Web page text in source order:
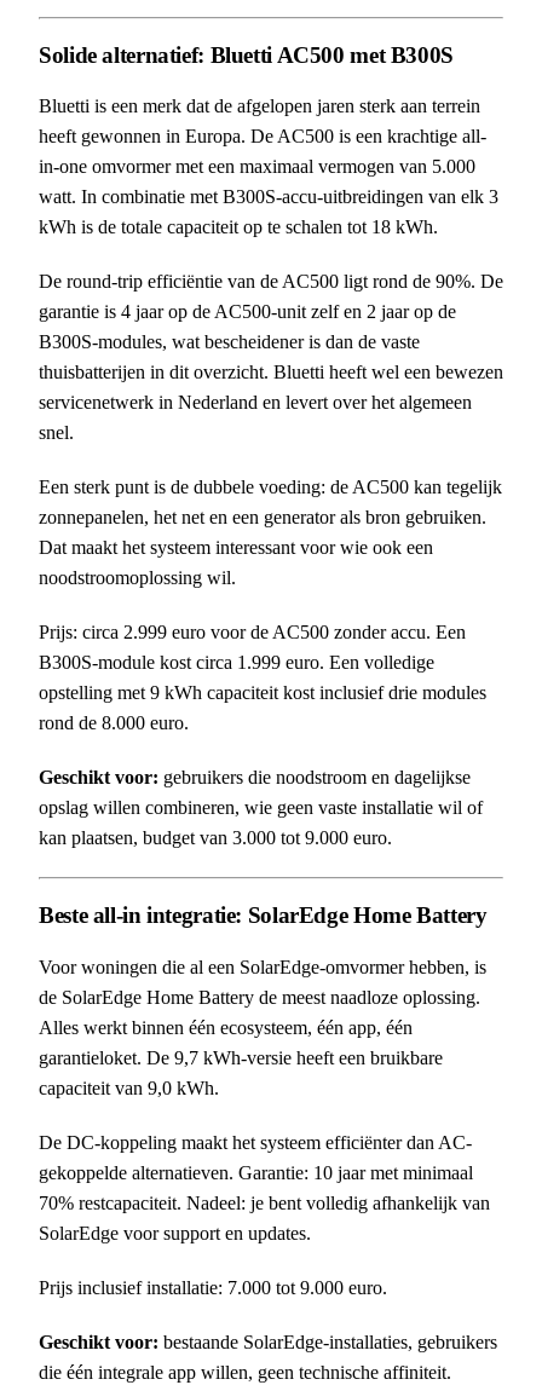
Solide alternatief: Bluetti AC500 met B300S
Bluetti is een merk dat de afgelopen jaren sterk aan terrein
heeft gewonnen in Europa. De AC500 is een krachtige all-
in-one omvormer met een maximaal vermogen van 5.000
watt. In combinatie met B300S-accu-uitbreidingen van elk 3
kWh is de totale capaciteit op te schalen tot 18 kWh.
De round-trip efficiëntie van de AC500 ligt rond de 90%. De
garantie is 4 jaar op de AC500-unit zelf en 2 jaar op de
B300S-modules, wat bescheidener is dan de vaste
thuisbatterijen in dit overzicht. Bluetti heeft wel een bewezen
servicenetwerk in Nederland en levert over het algemeen
snel.
Een sterk punt is de dubbele voeding: de AC500 kan tegelijk
zonnepanelen, het net en een generator als bron gebruiken.
Dat maakt het systeem interessant voor wie ook een
noodstroomoplossing wil.
Prijs: circa 2.999 euro voor de AC500 zonder accu. Een
B300S-module kost circa 1.999 euro. Een volledige
opstelling met 9 kWh capaciteit kost inclusief drie modules
rond de 8.000 euro.
Geschikt voor: gebruikers die noodstroom en dagelijkse
opslag willen combineren, wie geen vaste installatie wil of
kan plaatsen, budget van 3.000 tot 9.000 euro.
Beste all-in integratie: SolarEdge Home Battery
Voor woningen die al een SolarEdge-omvormer hebben, is
de SolarEdge Home Battery de meest naadloze oplossing.
Alles werkt binnen één ecosysteem, één app, één
garantieloket. De 9,7 kWh-versie heeft een bruikbare
capaciteit van 9,0 kWh.
De DC-koppeling maakt het systeem efficiënter dan AC-
gekoppelde alternatieven. Garantie: 10 jaar met minimaal
70% restcapaciteit. Nadeel: je bent volledig afhankelijk van
SolarEdge voor support en updates.
Prijs inclusief installatie: 7.000 tot 9.000 euro.
Geschikt voor: bestaande SolarEdge-installaties, gebruikers
die één integrale app willen, geen technische affiniteit.